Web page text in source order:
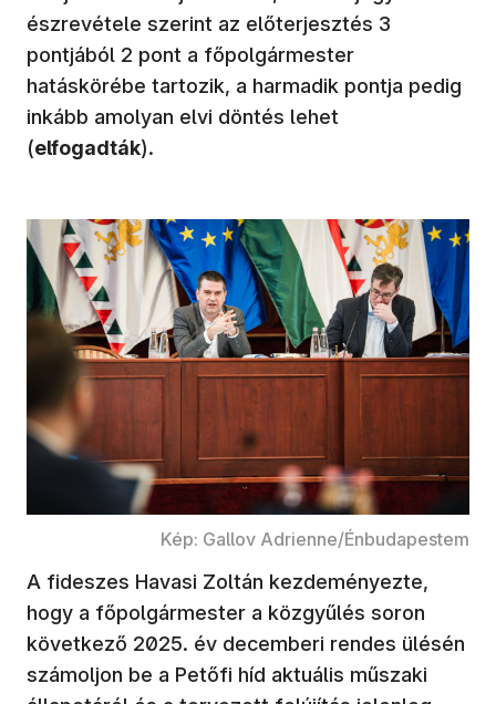
észrevétele szerint az előterjesztés 3
pontjából 2 pont a főpolgármester
hatáskörébe tartozik, a harmadik pontja pedig
inkább amolyan elvi döntés lehet
(elfogadták).
Kép: Gallov Adrienne/Énbudapestem
A fideszes Havasi Zoltán kezdeményezte,
hogy a főpolgármester a közgyűlés soron
következő 2025. év decemberi rendes ülésén
számoljon be a Petőfi híd aktuális műszaki